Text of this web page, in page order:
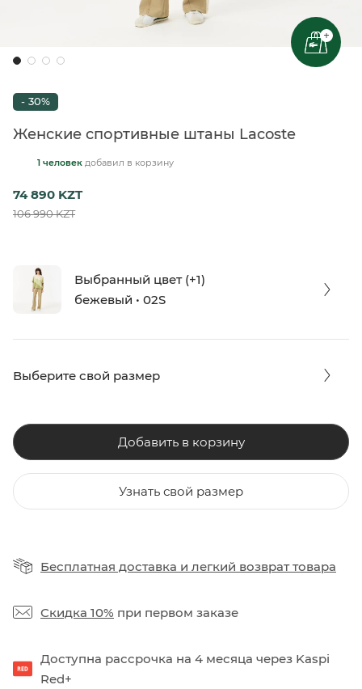
+
- 30%
Женские спортивные штаны Lacoste
1 человек добавил в корзину
74 890 KZT
106 990 KZT
Выбранный цвет (+1)
бежевый • 02S
Выберите свой размер
Добавить в корзину
Узнать свой размер
Бесплатная доставка и легкий возврат товара
Скидка 10% при первом заказе
Доступна рассрочка на 4 месяца через Kaspi
Red+